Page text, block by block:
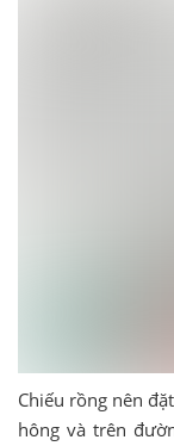
Chiếu rồng nên
hông và trên